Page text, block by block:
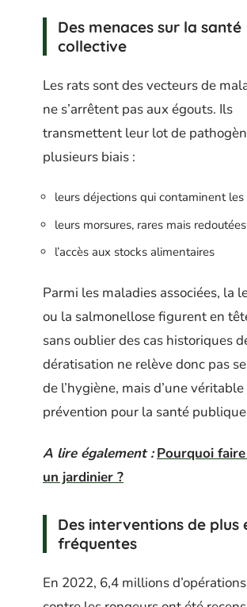
Des menaces sur la santé
collective
Les rats sont des vecteurs de
ne s’arrêtent pas aux égouts. Ils
transmettent leur lot de
plusieurs biais :
leurs déjections qui contaminent les
leurs morsures, rares mais redoutées
l’accès aux stocks alimentaires
Parmi les maladies associées, la
ou la salmonellose figurent en
sans oublier des cas historiques
dératisation ne relève donc pas
de l’hygiène, mais d’une
prévention pour la santé
A lire également : Pourquoi
un jardinier ?
Des interventions de plus
fréquentes
En 2022, 6,4 millions